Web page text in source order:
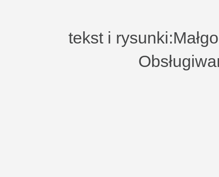
tekst i